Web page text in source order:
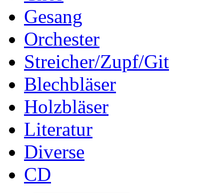
Gesang
Orchester
Streicher/Zupf/Git
Blechbläser
Holzbläser
Literatur
Diverse
CD